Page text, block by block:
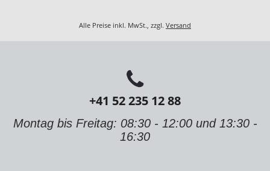
Alle Preise inkl. MwSt., zzgl. Versand
+41 52 235 12 88
Montag bis Freitag: 08:30 - 12:00 und 13:30 -
16:30